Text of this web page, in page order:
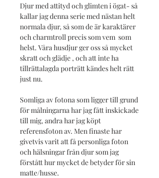
Djur med attityd och glimten i ögat- så
kallar jag denna serie med nästan helt
normala djur, så som de är karaktärer
och charmtroll precis som vem som
helst. Våra husdjur ger oss så mycket
skratt och glädje , och att inte ha
tillrättalagda porträtt kändes helt rätt
just nu.
Somliga av fotona som ligger till grund
för målningarna har jag fått inskickade
till mig, andra har jag köpt
referensfoton av. Men finaste har
givetvis varit att få personliga foton
och hälsningar från djur som jag
förstått hur mycket de betyder för sin
matte/husse.